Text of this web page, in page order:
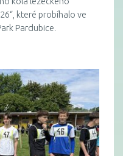
které probíhalo ve
Pardubice.